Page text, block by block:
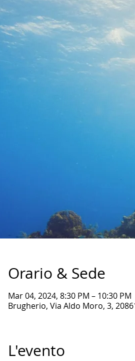
Orario & Sede
Mar 04, 2024, 8:30 PM – 10:30 PM
Brugherio, Via Aldo Moro, 3,
L'evento